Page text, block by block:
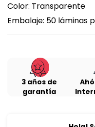
Color: Transparente
Embalaje: 50 láminas
3 años de
garantía